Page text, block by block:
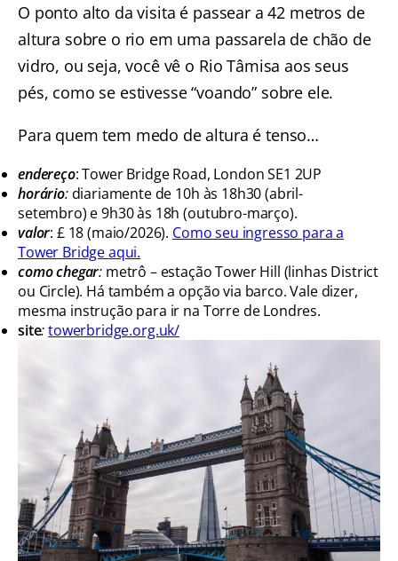
O ponto alto da visita é passear a 42 metros de
altura sobre o rio em uma passarela de chão de
vidro, ou seja, você vê o Rio Tâmisa aos seus
pés, como se estivesse “voando” sobre ele.
Para quem tem medo de altura é tenso…
endereço: Tower Bridge Road, London SE1 2UP
horário:diariamente de 10h às 18h30 (abril-
setembro) e 9h30 às 18h (outubro-março).
valor: £ 18 (maio/2026). Como seu ingresso para a
Tower Bridge aqui.
como chegar: metrô – estação Tower Hill (linhas District
ou Circle). Há também a opção via barco. Vale dizer,
mesma instrução para ir na Torre de Londres.
site:towerbridge.org.uk/